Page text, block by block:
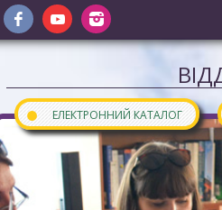
● ЕЛЕКТРОННИЙ КАТАЛОГ